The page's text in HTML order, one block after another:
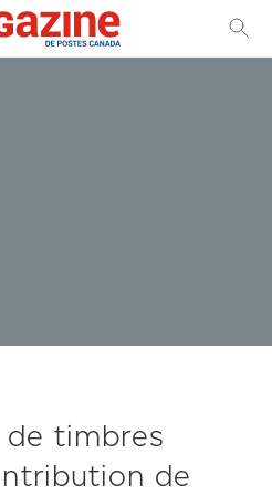
de timbres
de